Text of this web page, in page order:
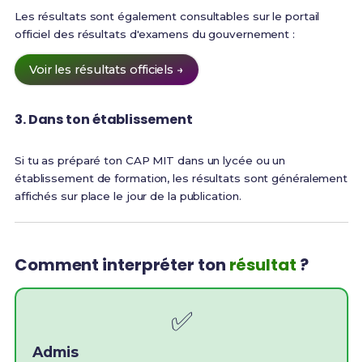
Les résultats sont également consultables sur le portail
officiel des résultats d'examens du gouvernement :
Voir les résultats officiels →
3. Dans ton établissement
Si tu as préparé ton CAP MIT dans un lycée ou un
établissement de formation, les résultats sont généralement
affichés sur place le jour de la publication.
Comment interpréter ton résultat ?
✅
Admis